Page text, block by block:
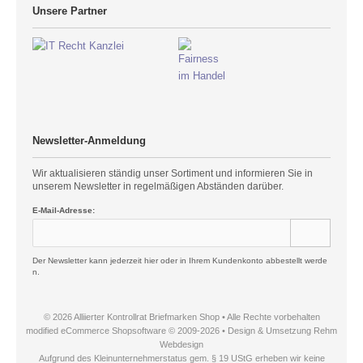
Unsere Partner
Newsletter-Anmeldung
Wir aktualisieren ständig unser Sortiment und informieren Sie in
unserem Newsletter in regelmäßigen Abständen darüber.
E-Mail-Adresse:
Der Newsletter kann jederzeit hier oder in Ihrem Kundenkonto abbestellt werde
n.
© 2026 Alliierter Kontrollrat Briefmarken Shop • Alle Rechte vorbehalten
modified eCommerce Shopsoftware © 2009-2026 • Design & Umsetzung Rehm
Webdesign
Aufgrund des Kleinunternehmerstatus gem. § 19 UStG erheben wir keine